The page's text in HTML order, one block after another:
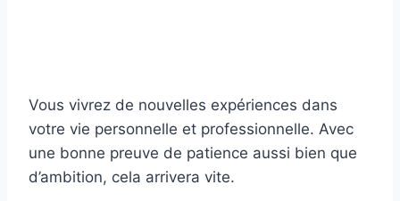
Vous vivrez de nouvelles expériences dans
votre vie personnelle et professionnelle. Avec
une bonne preuve de patience aussi bien que
d’ambition, cela arrivera vite.